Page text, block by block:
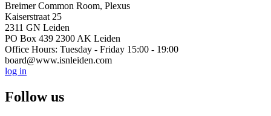
Breimer Common Room, Plexus
Kaiserstraat 25
2311 GN Leiden
PO Box 439 2300 AK Leiden
Office Hours: Tuesday - Friday 15:00 - 19:00
board@www.isnleiden.com
log in
Follow us